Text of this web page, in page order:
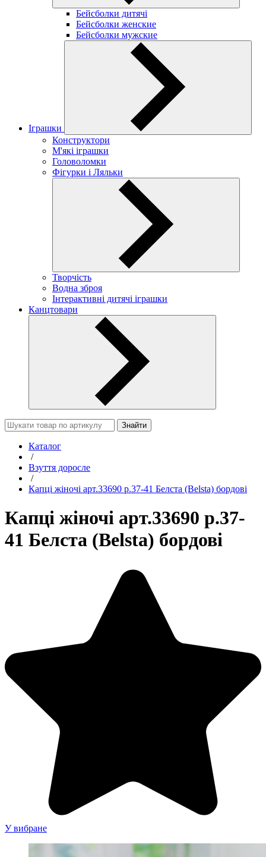
Бейсболки дитячі
Бейсболки женские
Бейсболки мужские
Іграшки
Конструктори
М'які іграшки
Головоломки
Фігурки і Ляльки
Творчість
Водна зброя
Інтерактивні дитячі іграшки
Канцтовари
Знайти
Каталог
/
Взуття доросле
/
Капці жіночі арт.33690 р.37-41 Белста (Belsta) бордові
Капці жіночі арт.33690 р.37-
41 Белста (Belsta) бордові
У вибране